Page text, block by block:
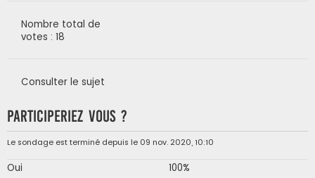
Nombre total de
votes : 18
Consulter le sujet
Participeriez vous ?
Le sondage est terminé depuis le 09 nov. 2020, 10:10
Oui
100%